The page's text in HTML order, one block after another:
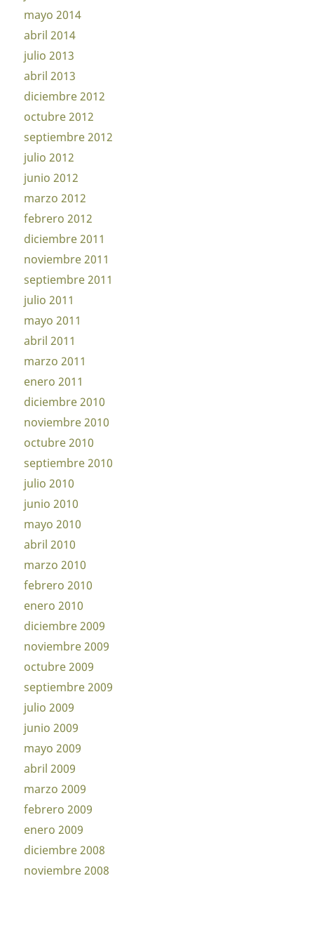
mayo 2014
abril 2014
julio 2013
abril 2013
diciembre 2012
octubre 2012
septiembre 2012
julio 2012
junio 2012
marzo 2012
febrero 2012
diciembre 2011
noviembre 2011
septiembre 2011
julio 2011
mayo 2011
abril 2011
marzo 2011
enero 2011
diciembre 2010
noviembre 2010
octubre 2010
septiembre 2010
julio 2010
junio 2010
mayo 2010
abril 2010
marzo 2010
febrero 2010
enero 2010
diciembre 2009
noviembre 2009
octubre 2009
septiembre 2009
julio 2009
junio 2009
mayo 2009
abril 2009
marzo 2009
febrero 2009
enero 2009
diciembre 2008
noviembre 2008